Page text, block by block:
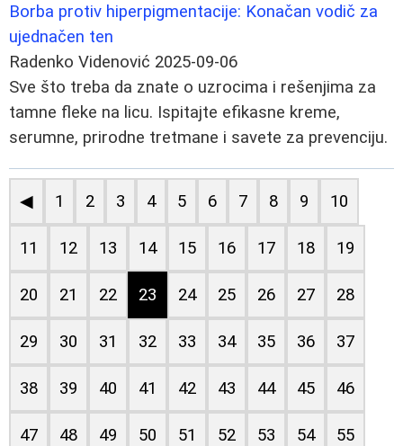
Borba protiv hiperpigmentacije: Konačan vodič za
ujednačen ten
Radenko Videnović 2025-09-06
Sve što treba da znate o uzrocima i rešenjima za
tamne fleke na licu. Ispitajte efikasne kreme,
serumne, prirodne tretmane i savete za prevenciju.
◀ 1 2 3 4 5 6 7 8 9 10
11 12 13 14 15 16 17 18 19
20 21 22 23 24 25 26 27 28
29 30 31 32 33 34 35 36 37
38 39 40 41 42 43 44 45 46
47 48 49 50 51 52 53 54 55